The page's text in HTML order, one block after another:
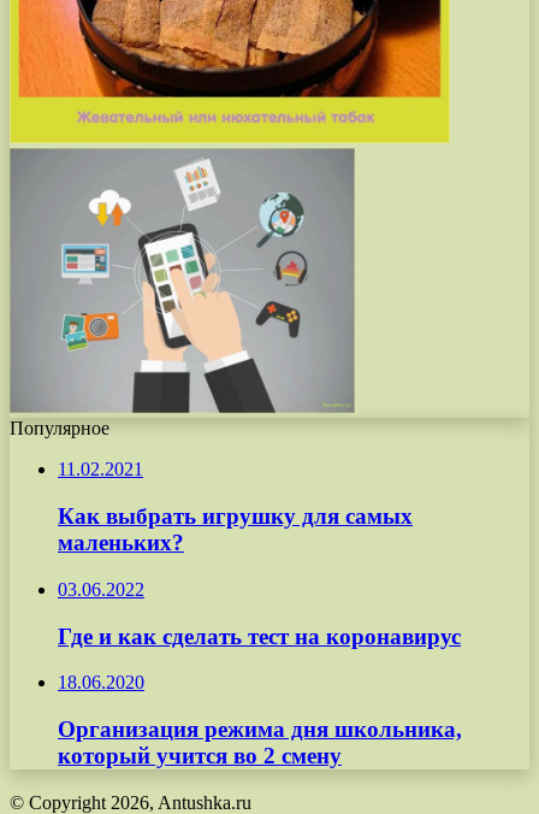
Популярное
11.02.2021
Как выбрать игрушку для самых
маленьких?
03.06.2022
Где и как сделать тест на коронавирус
18.06.2020
Организация режима дня школьника,
который учится во 2 смену
© Copyright 2026, Antushka.ru